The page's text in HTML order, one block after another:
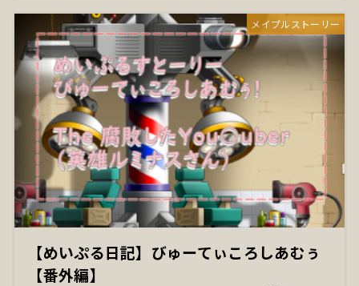
メイプルストーリー
【めいぷる日記】びゅーてぃころしあむぅ
【番外編】